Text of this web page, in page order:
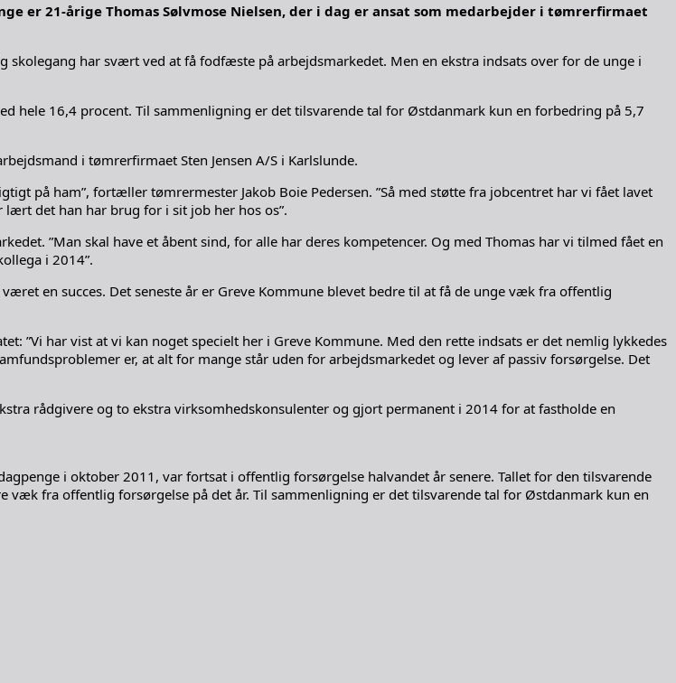
er 21-årige Thomas Sølvmose Nielsen, der i dag er ansat som medarbejder i tømrerfirmaet
har svært ved at få fodfæste på arbejdsmarkedet. Men en ekstra indsats over for de unge i
hele 16,4 procent. Til sammenligning er det tilsvarende tal for Østdanmark kun en forbedring på 5,7
i tømrerfirmaet Sten Jensen A/S i Karlslunde.
på ham”, fortæller tømrermester Jakob Boie Pedersen. ”Så med støtte fra jobcentret har vi fået lavet
lært det han har brug for i sit job her hos os”.
”Man skal have et åbent sind, for alle har deres kompetencer. Og med Thomas har vi tilmed fået en
i 2014”.
en succes. Det seneste år er Greve Kommune blevet bedre til at få de unge væk fra offentlig
”Vi har vist at vi kan noget specielt her i Greve Kommune. Med den rette indsats er det nemlig lykkedes
er, at alt for mange står uden for arbejdsmarkedet og lever af passiv forsørgelse. Det
rådgivere og to ekstra virksomhedskonsulenter og gjort permanent i 2014 for at fastholde en
i oktober 2011, var fortsat i offentlig forsørgelse halvandet år senere. Tallet for den tilsvarende
væk fra offentlig forsørgelse på det år. Til sammenligning er det tilsvarende tal for Østdanmark kun en